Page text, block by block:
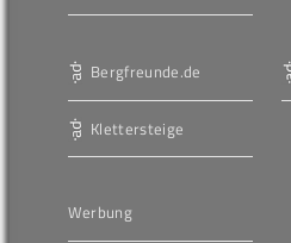
Bergfreunde.de
Klettersteige
Werbung